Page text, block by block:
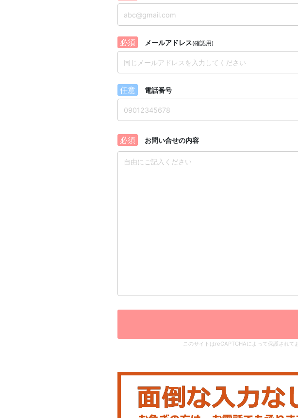
必須 メールアドレス(確認用)
任意 電話番号
必須 お問い合せの内容
このサイトはreCAPTCHAによって保護されて